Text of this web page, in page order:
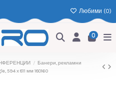
Любими (0)
0
Банери, рекламни
594 х 811 мм 180160